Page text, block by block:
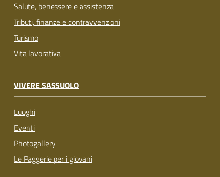
Salute, benessere e assistenza
Tributi, finanze e contravvenzioni
Turismo
Vita lavorativa
VIVERE SASSUOLO
Luoghi
Eventi
Photogallery
Le Paggerie per i giovani